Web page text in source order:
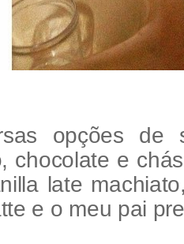
opções de
chocolate e
late
e o meu pai